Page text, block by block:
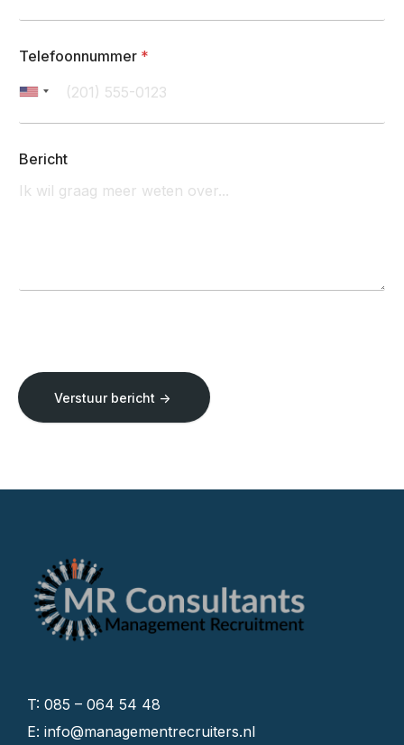
Telefoonnummer *
Bericht
Verstuur bericht ->
T: 085 – 064 54 48
E: info@managementrecruiters.nl